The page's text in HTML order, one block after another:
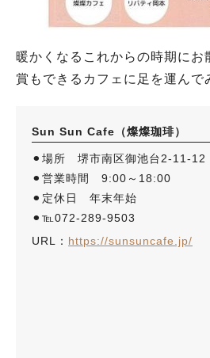
暖かくなるこれからの時期にお
賞もできるカフェに足を運んで
Sun Sun Cafe（燦燦珈琲）
⚫︎場所 堺市南区御池台2-11-12
⚫︎営業時間 9:00～18:00
⚫︎定休日 年末年始
⚫︎℡072-289-9503
URL： https://sunsuncafe.jp/